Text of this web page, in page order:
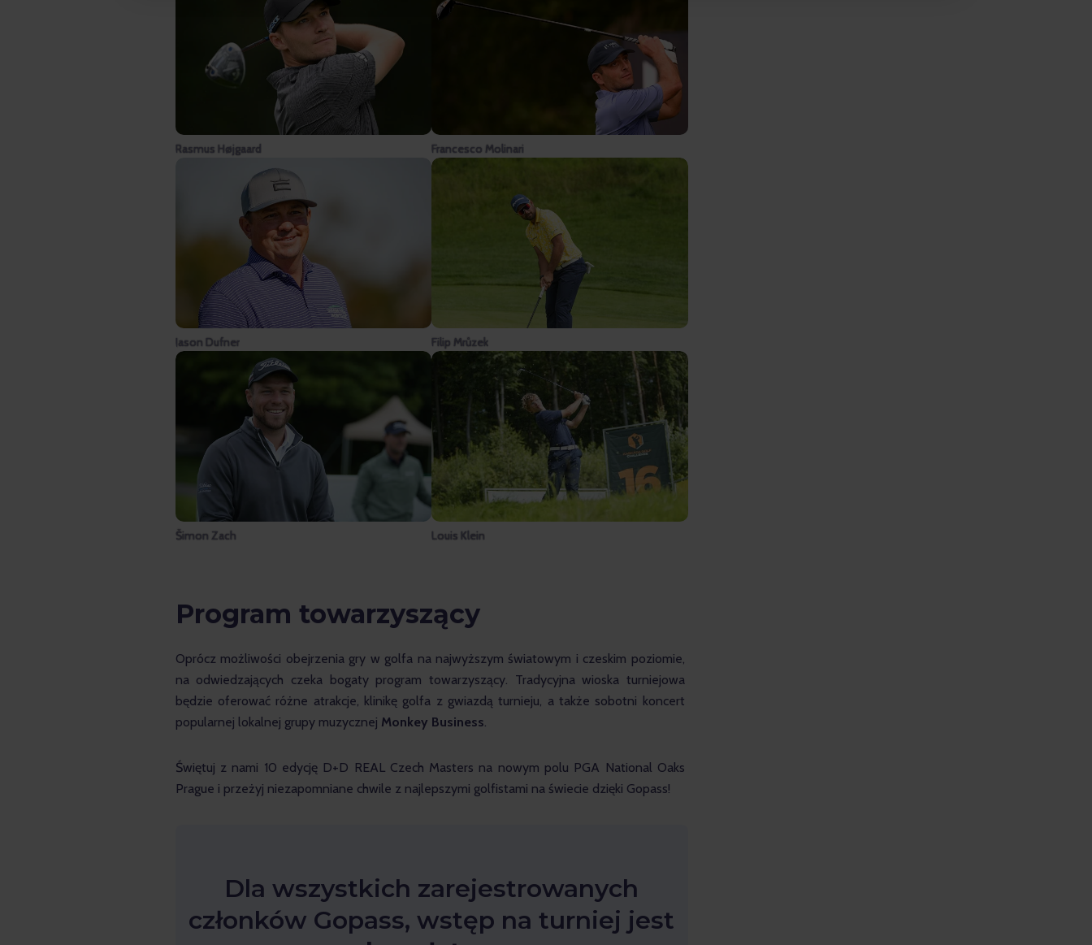
Rasmus Højgaard Francesco Molinari
Jason Dufner Filip Mrůzek
Šimon Zach Louis Klein
Program towarzyszący
Oprócz możliwości obejrzenia gry w golfa na najwyższym światowym i czeskim poziomie,
na odwiedzających czeka bogaty program towarzyszący. Tradycyjna wioska turniejowa
będzie oferować różne atrakcje, klinikę golfa z gwiazdą turnieju, a także sobotni koncert
popularnej lokalnej grupy muzycznej Monkey Business
Świętuj z nami 10 edycję D+D REAL Czech Masters na nowym polu PGA National Oaks
Prague i przeżyj niezapomniane chwile z najlepszymi golfistami na świecie dzięki Gopass!
Dla wszystkich zarejestrowanych
członków Gopass, wstęp na turniej jest